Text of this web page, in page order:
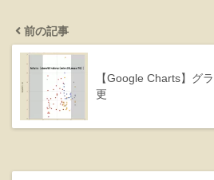
前の記事
【Google Charts】グ
更